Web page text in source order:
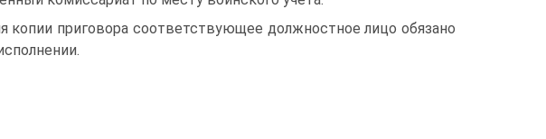
копии приговора соответствующее должностное лицо обязано